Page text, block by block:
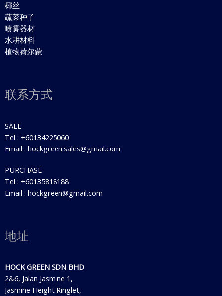
椰丝
蔬菜种子
喷雾器材
水耕材料
植物荷尔蒙
联系方式
SALE
Tel : +60134225060
Email : hockgreen.sales@gmail.com
PURCHASE
Tel : +60135818188
Email : hockgreen@gmail.com
地址
HOCK GREEN SDN BHD
2&6, Jalan Jasmine 1,
Jasmine Height Ringlet,